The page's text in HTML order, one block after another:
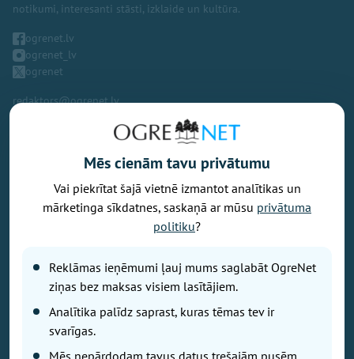
notikumi, interesanti stāsti, izklaide un kultūra.
ogrenet.lv
ogrenet_lv
ogrenet
redaktors@ogrenet.lv
Vēlaties izteikt savu viedokli par portālu? Pamanījāt kļūdu? Ir
problēma, ko vēlaties apspriest publiski? Vēlaties iesūtīt rakstu par
Jums aktuālu tēmu? Varbūt Jums vajadzīgs padoms? Rakstiet uz
Izdevējs: SIA "Ogres Balss".
Juridiskā adrese: Lāčplēša iela 24
Mēs cienām tavu privātumu
Vai piekrītat šajā vietnē izmantot analītikas un
mārketinga sīkdatnes, saskaņā ar mūsu privātuma
politiku?
Reklāmas ieņēmumi ļauj mums saglabāt OgreNet
ziņas bez maksas visiem lasītājiem.
Analītika palīdz saprast, kuras tēmas tev ir
svarīgas.
Mēs nepārdodam tavus datus trešajām pusēm.